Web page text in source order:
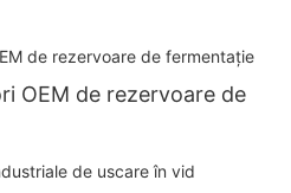
OEM de rezervoare de